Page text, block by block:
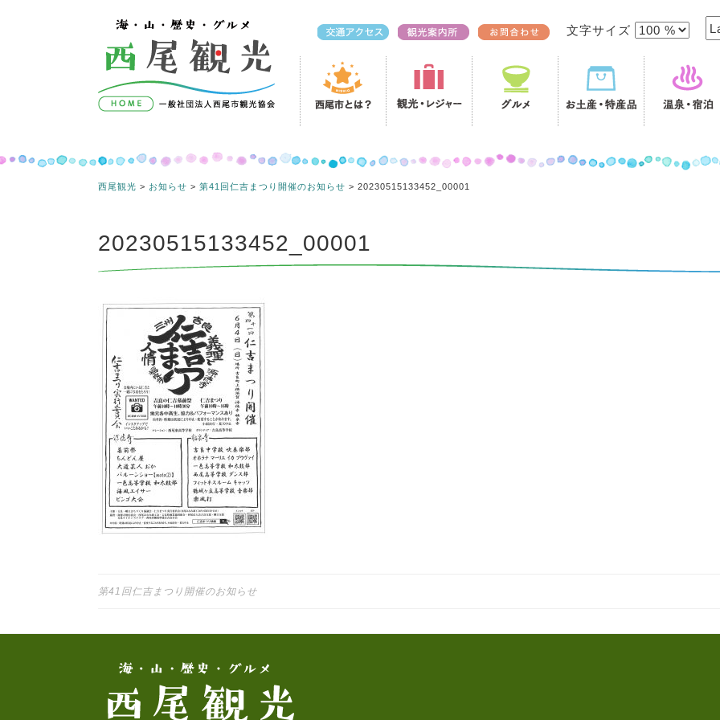
コンテンツへスキップ 文字サイズ
西尾観光 > お知らせ > 第41回仁吉まつり開催のお知らせ > 20230515133452_00001
20230515133452_00001
投稿ナビゲーション
第41回仁吉まつり開催のお知らせ